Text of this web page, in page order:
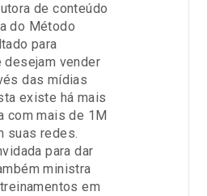
de conteúdo
do Método
para
desejam vender
das mídias
existe há mais
com mais de 1M
suas redes.
para dar
ministra
em